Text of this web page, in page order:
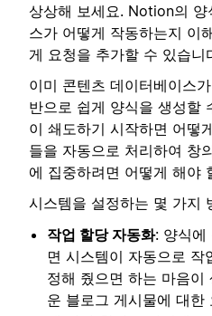
상상해 보세요. Notion의 양
스가 어떻게 작동하는지 이
게 요청을 추가할 수 있습니
이미 콘텐츠 데이터베이스
반으로 쉽게 양식을 생성할
이 쇄도하기 시작하면 어떻
들을 자동으로 처리하여 창
에 집중하려면 어떻게 해야
시스템을 설정하는 몇 가지
작업 할당 자동화: 양식에
면 시스템이 자동으로 작
정해 줬으면 하는 마음이
운 블로그 게시물에 대